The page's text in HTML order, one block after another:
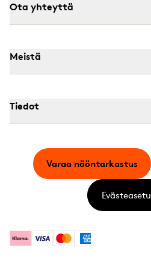
Ota yhteyttä
Meistä
Tiedot
KlarnaVisa MastercardAmerican Express
Varaa näöntarkastus